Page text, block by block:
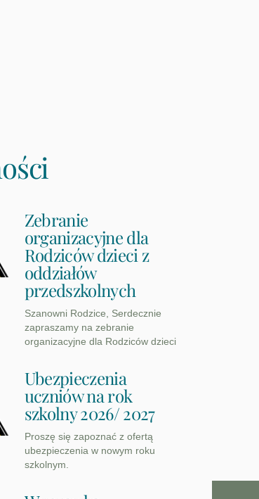
Zebranie
organizacyjne dla
Rodziców dzieci z
oddziałów
przedszkolnych
Szanowni Rodzice, Serdecznie
zapraszamy na zebranie
organizacyjne dla Rodziców dzieci
Ubezpieczenia
uczniów na rok
szkolny 2026/ 2027
Proszę się zapoznać z ofertą
ubezpieczenia w nowym roku
szkolnym.